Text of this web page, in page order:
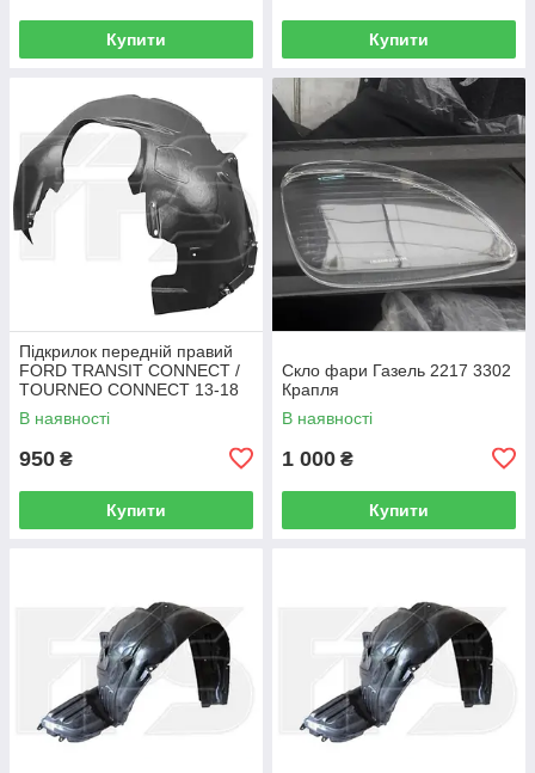
Купити Купити
Підкрилок передній правий
FORD TRANSIT CONNECT /
TOURNEO CONNECT 13-18
В наявності
950 ₴
Купити
Скло фари Газель 2217 3302
Крапля
В наявності
1 000 ₴
Купити